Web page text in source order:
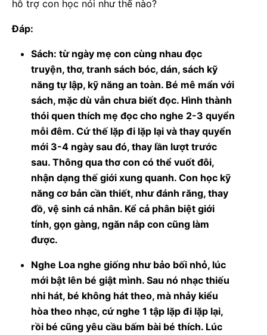
hỗ trợ con học nói như thế nào?
Đáp:
Sách: từ ngày mẹ con cùng nhau đọc
truyện, thơ, tranh sách bóc, dán, sách kỹ
năng tự lập, kỹ năng an toàn. Bé mê mẩn với
sách, mặc dù vẫn chưa biết đọc. Hình thành
thói quen thích mẹ đọc cho nghe 2-3 quyển
mỗi đêm. Cứ thế lặp đi lặp lại và thay quyển
mới 3-4 ngày sau đó, thay lần lượt trước
sau. Thông qua thơ con có thể vuốt đôi,
nhận dạng thế giới xung quanh. Con học kỹ
năng cơ bản cần thiết, như đánh răng, thay
đồ, vệ sinh cá nhân. Kể cả phân biệt giới
tính, gọn gàng, ngăn nắp con cũng làm
được.
Nghe Loa nghe giống như bảo bối nhỏ, lúc
mới bật lên bé giật mình. Sau nó nhạc thiếu
nhi hát, bé không hát theo, mà nhảy kiểu
hòa theo nhạc, cứ nghe 1 tập lặp đi lặp lại,
rồi bé cũng yêu cầu bấm bài bé thích. Lúc